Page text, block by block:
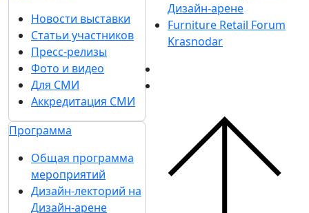
Новости выставки
Статьи участников
Пресс-релизы
Фото и видео
Для СМИ
Аккредитация СМИ
Программа
Общая программа
мероприятий
Дизайн-лекторий на
Дизайн-арене
Дизайн-арене
Furniture Retail Forum
Krasnodar